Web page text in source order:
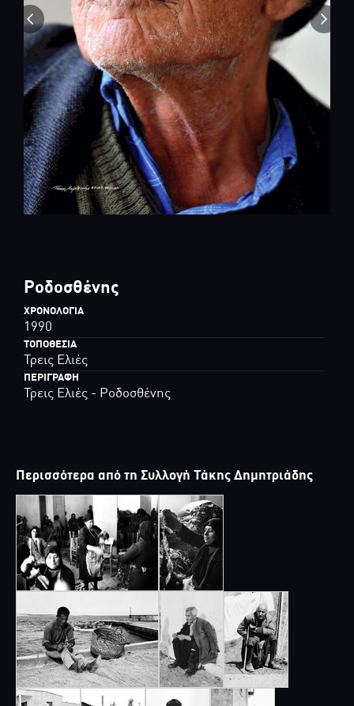
Ροδοσθένης
ΧΡΟΝΟΛΟΓΊΑ
1990
ΤΟΠΟΘΕΣΊΑ
Τρεις Ελιές
ΠΕΡΙΓΡΑΦΉ
Τρεις Ελιές - Ροδοσθένης
Περισσότερα από τη Συλλογή Τάκης Δημητριάδης